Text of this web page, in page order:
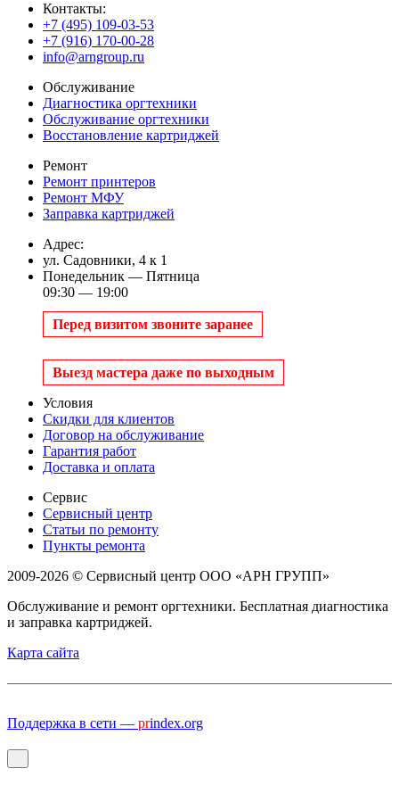
Контакты:
+7 (495) 109-03-53
+7 (916) 170-00-28
info@arngroup.ru
Обслуживание
Диагностика оргтехники
Обслуживание оргтехники
Восстановление картриджей
Ремонт
Ремонт принтеров
Ремонт МФУ
Заправка картриджей
Адрес:
ул. Садовники, 4 к 1
Понедельник — Пятница
09:30 — 19:00
Перед визитом звоните заранее
Выезд мастера даже по выходным
Условия
Скидки для клиентов
Договор на обслуживание
Гарантия работ
Доставка и оплата
Сервис
Сервисный центр
Статьи по ремонту
Пункты ремонта
2009-2026 © Сервисный центр ООО «АРН ГРУПП»
Обслуживание и ремонт оргтехники. Бесплатная диагностика
и заправка картриджей.
Карта сайта
Поддержка в сети — prindex.org